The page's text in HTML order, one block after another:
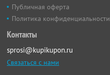
Публичная оферта
Политика конфиденциальности
Контакты
sprosi@kupikupon.ru
Связаться с нами